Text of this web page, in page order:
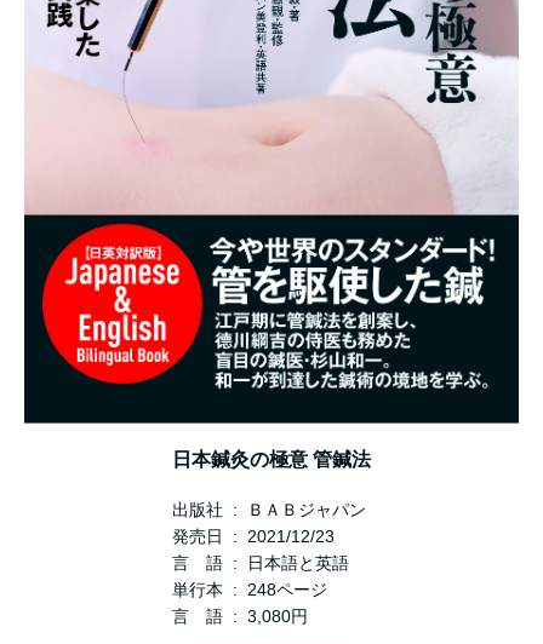
日本鍼灸の極意 管鍼法
出版社 ‏ : ‎ ＢＡＢジャパン
発売日 ‏ : ‎ 2021/12/23
言 語 ‏ : ‎ 日本語と英語
単行本 ‏ : ‎ 248ページ
言 語 ‏ : ‎ 3,080円